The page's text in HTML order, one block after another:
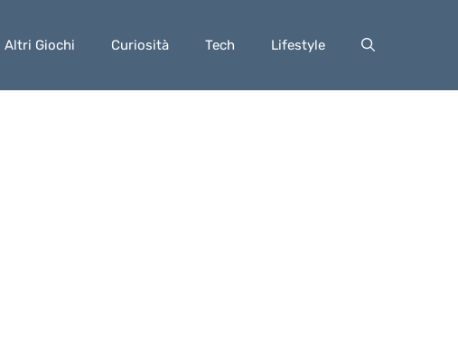
Altri Giochi Curiosità Tech Lifestyle